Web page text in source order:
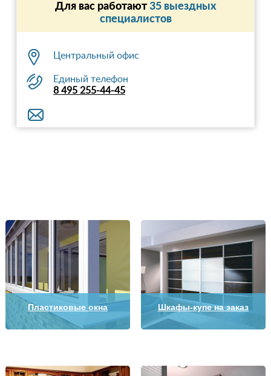
Для вас работают35 выездных
специалистов
Центральный офис
Единый телефон
8 495 255-44-45
Пластиковые окна Шкафы-купе на заказ